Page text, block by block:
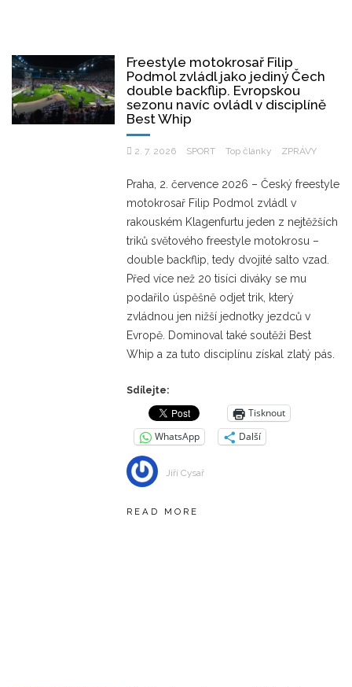
Freestyle motokrosař Filip
Podmol zvládl jako jediný Čech
double backflip. Evropskou
sezonu navíc ovládl v disciplíně
Best Whip
2. 7. 2026 SPORT Top články ZPRÁVY
Praha, 2. července 2026 – Český freestyle
motokrosař Filip Podmol zvládl v
rakouském Klagenfurtu jeden z nejtěžších
triků světového freestyle motokrosu –
double backflip, tedy dvojité salto vzad.
Před více než 20 tisíci diváky se mu
podařilo úspěšně odjet trik, který
zvládnou jen nižší jednotky jezdců v
Evropě. Dominoval také soutěži Best
Whip a za tuto disciplínu získal zlatý pás.
Sdílejte:
Tisknout
WhatsApp
Další
Jiří Cysař
READ MORE